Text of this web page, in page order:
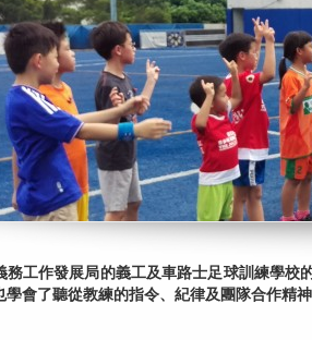
務工作發展局的義工及車路士足球訓練學
學會了聽從教練的指令、紀律及團隊合作精